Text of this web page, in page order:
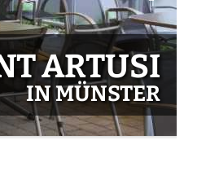
ARTUSI
IN MÜNSTER